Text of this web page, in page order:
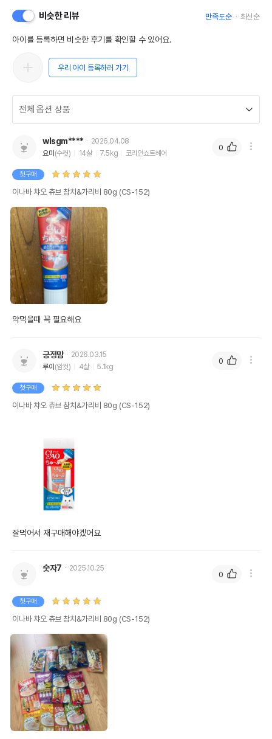
비슷한 리뷰 만족도순 최신순
아이를 등록하면 비슷한 후기를 확인할 수 있어요.
우리 아이 등록하러 가기
wlsgm****
2026.04.08
요미 (수컷) 14살 7.5kg 코리안쇼트헤어
첫구매
이나바 챠오 츄브 참치&가리비 80g (CS-152)
약먹을때 꼭 필요해요
0
긍정맘
2026.03.15
루이 (암컷) 4살 5.1kg
첫구매
이나바 챠오 츄브 참치&가리비 80g (CS-152)
잘먹어서 재구매해야겠어요
0
숫자7 2025.10.25
첫구매
이나바 챠오 츄브 참치&가리비 80g (CS-152)
0